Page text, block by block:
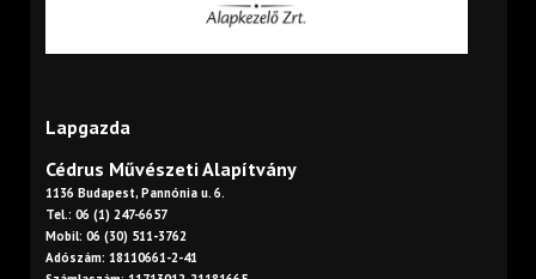
Lapgazda
Cédrus Művészeti Alapítvány
1136 Budapest, Pannónia u. 6.
Tel.: 06 (1) 247-6657
Mobil: 06 (30) 511-3762
Adószám: 18110661-2-41